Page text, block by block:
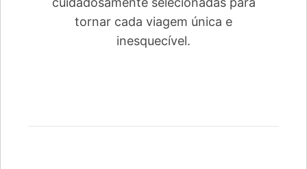
tornar cada viagem única e
inesquecível.